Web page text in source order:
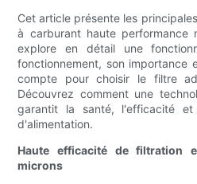
Cet article présente les
à carburant haute performance
explore en détail une
fonctionnement, son importance
compte pour choisir le filtre
Découvrez comment une
garantit la santé, l'efficacité
d'alimentation.
Haute efficacité de filtration
microns